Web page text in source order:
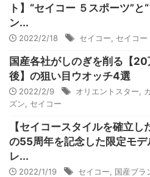
ト】“セイコー ５スポーツ”と
ン...
2022/2/18 セイコー セイコ
国産各社がしのぎを削る【
後】の狙い目ウオッチ4選
2022/2/9 オリエントスター
ズン
セイコー
【セイコースタイルを確立
の55周年を記念した限定モデ
レ...
2022/1/19 セイコー 国産ブラ